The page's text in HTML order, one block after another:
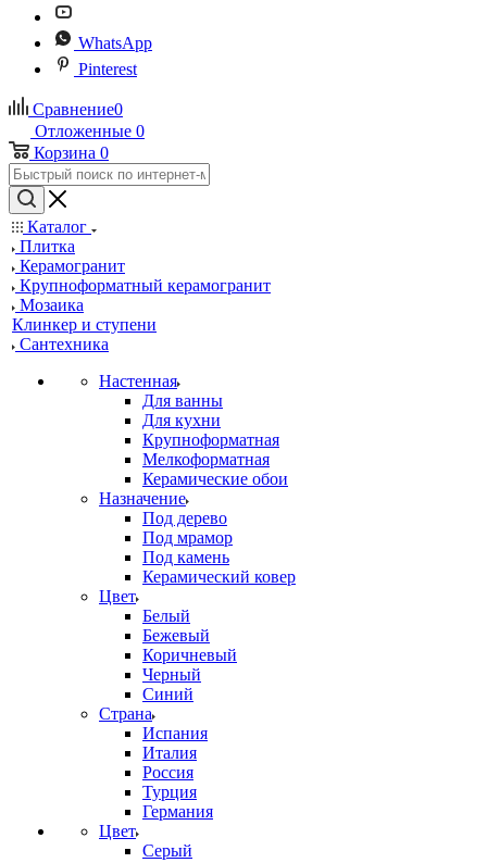
WhatsApp
Pinterest
Сравнение0
Отложенные 0
Корзина 0
Каталог
Плитка
Керамогранит
Крупноформатный керамогранит
Мозаика
Клинкер и ступени
Сантехника
Настенная
Для ванны
Для кухни
Крупноформатная
Мелкоформатная
Керамические обои
Назначение
Под дерево
Под мрамор
Под камень
Керамический ковер
Цвет
Белый
Бежевый
Коричневый
Черный
Синий
Страна
Испания
Италия
Россия
Турция
Германия
Цвет
Серый